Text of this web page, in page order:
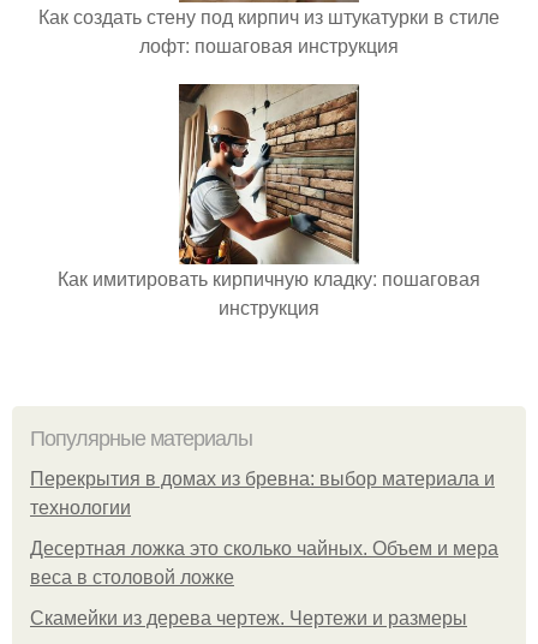
Как создать стену под кирпич из штукатурки в стиле
лофт: пошаговая инструкция
Как имитировать кирпичную кладку: пошаговая
инструкция
Популярные материалы
Перекрытия в домах из бревна: выбор материала и
технологии
Десертная ложка это сколько чайных. Объем и мера
веса в столовой ложке
Скамейки из дерева чертеж. Чертежи и размеры